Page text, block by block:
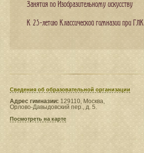
Занятия по Изобразительному искусству
К 25-летию Классической гимназии при ГЛК
Сведения​ об образовательной организации
Адрес гимназии: 129110, Москва,
Орлово-Давыдовский пер., д. 5.
Посмотреть на карте